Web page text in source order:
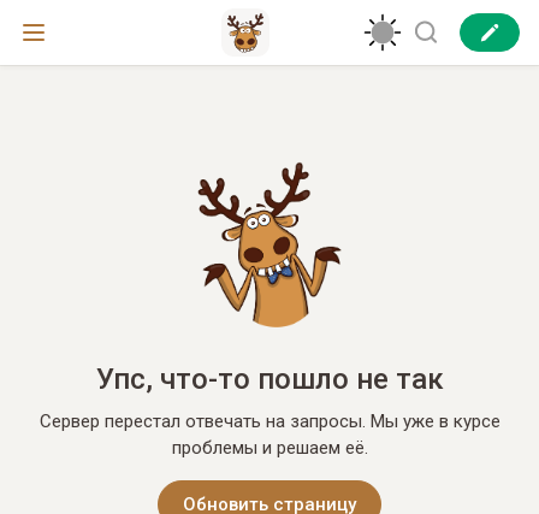
Упс, что-то пошло не так
Сервер перестал отвечать на запросы. Мы уже в курсе
проблемы и решаем её.
Обновить страницу